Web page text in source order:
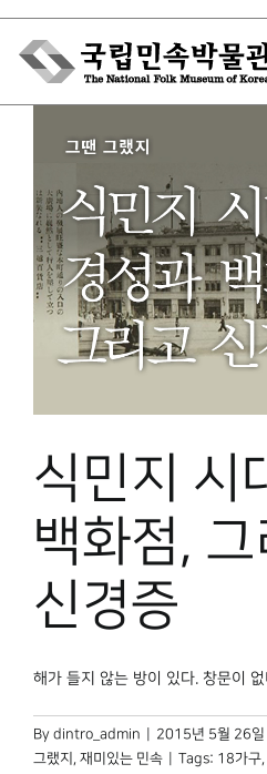
Skip
content
박물관에서는
민속이야기
민속 인사이드
원문보기 PDF
박물관 홈페이지
식민지 시
백화점,
신경증
해가 들지 않는 방이 있다. 창문이
By dintro_admin 2015년 5월 26일
그랬지 , 재미있는 민속 Tags: 18가구,